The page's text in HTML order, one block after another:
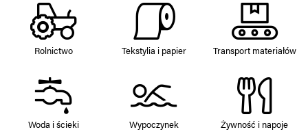
Rolnictwo Tekstylia i papier Transport materiałów
Woda i ścieki Wypoczynek Żywność i napoje